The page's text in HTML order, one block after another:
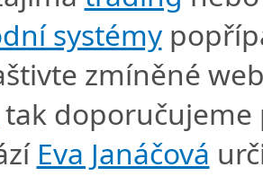
systémy
zmíněné
tak doporučujeme
Eva Janáčová